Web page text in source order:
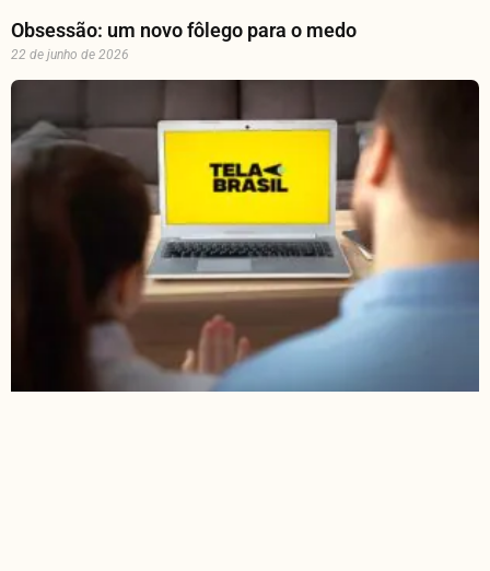
Obsessão: um novo fôlego para o medo
22 de junho de 2026